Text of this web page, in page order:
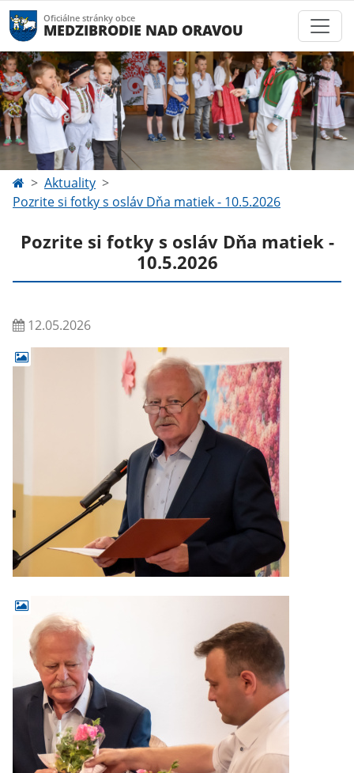
Oficiálne stránky obce
MEDZIBRODIE NAD ORAVOU
Aktuality
Pozrite si fotky s osláv Dňa matiek - 10.5.2026
Pozrite si fotky s osláv Dňa matiek -
10.5.2026
12.05.2026